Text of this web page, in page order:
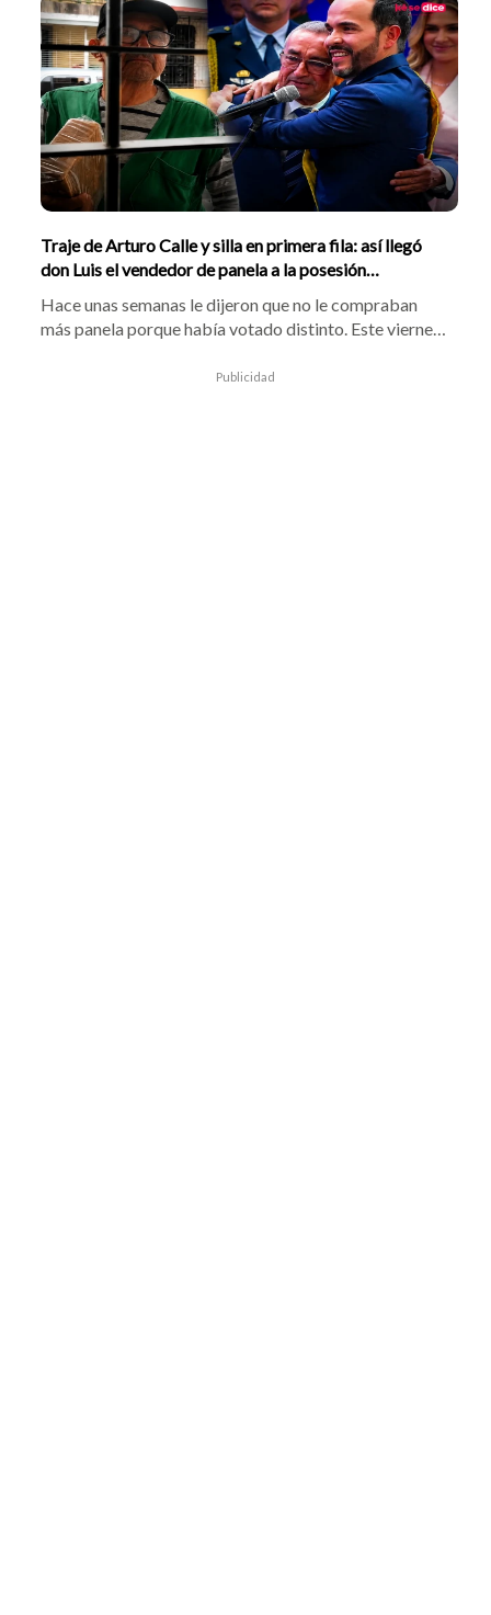
jefes de La Oficina como alias Douglas y Carlos
Pesebre. Autoridades locales respaldaron la medida
para recuperar el control estatal.
Traje de Arturo Calle y silla en primera fila: así llegó
don Luis el vendedor de panela a la posesión
Hace unas semanas le dijeron que no le compraban
más panela porque había votado distinto. Este viernes
que recorre las calles de Florencia, Caquetá, con su
Publicidad